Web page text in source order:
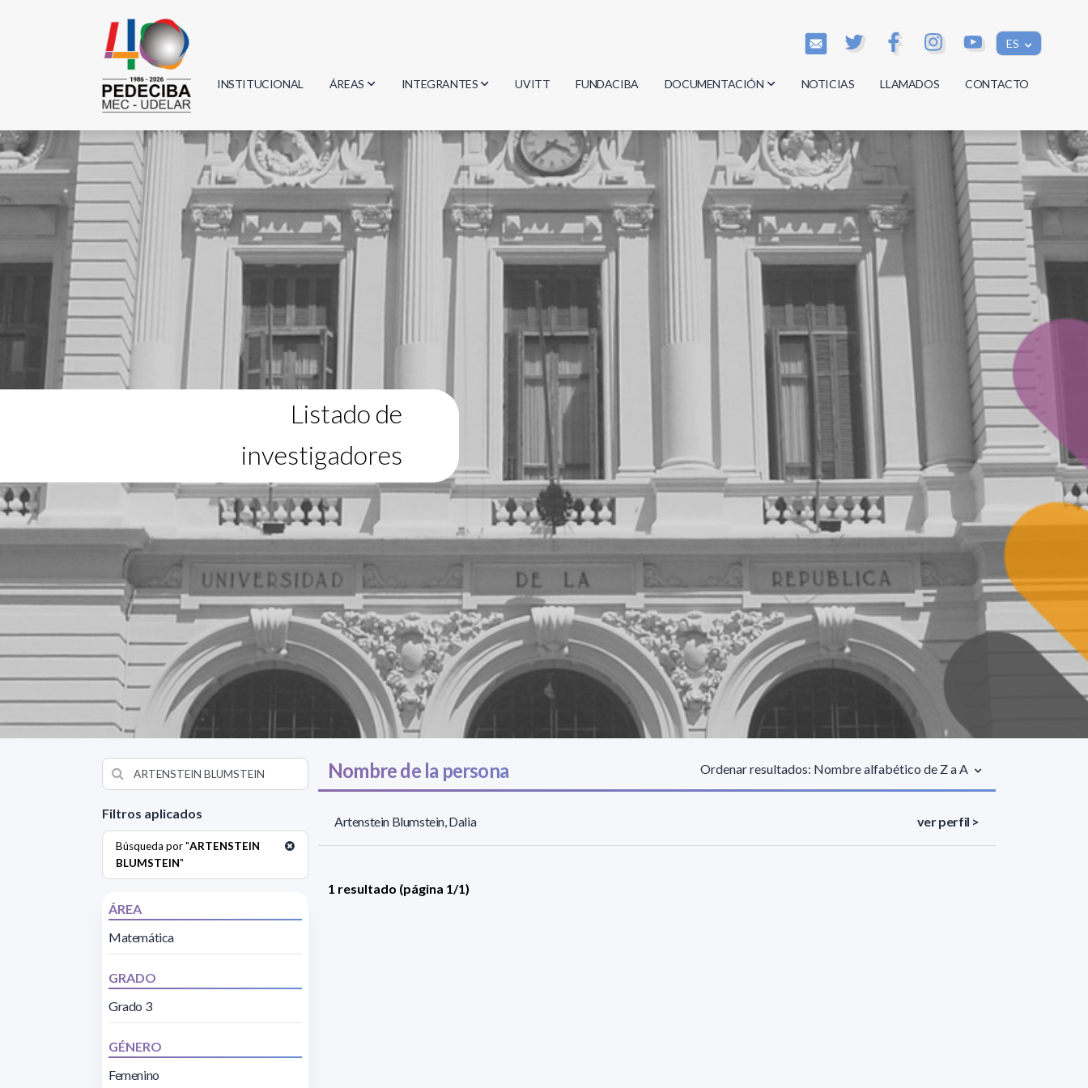
ES
INSTITUCIONAL ÁREAS
Biología
Física
Geociencias
Informática
Matemática
INTEGRANTES
Investigadores
Estudiantes
Egresados
UVITT FUNDACIBA DOCUMENTACIÓN
Actas
Reglamentos
Documentos
NOTICIAS LLAMADOS CONTACTO
Listado de
investigadores
Filtros aplicados
Búsqueda por "ARTENSTEIN
BLUMSTEIN"
ÁREA
Matemática
GRADO
Grado 3
GÉNERO
Femenino
Nombre de la persona Ordenar resultados: Nombre alfabético de Z a A
Artenstein Blumstein, Dalia ver perfil >
1 resultado (página 1/1)